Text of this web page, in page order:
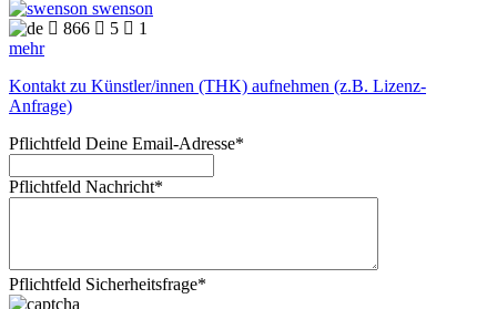
swenson
 866  5  1
mehr
Kontakt zu Künstler/innen (THK) aufnehmen (z.B. Lizenz-
Anfrage)
Pflichtfeld Deine Email-Adresse*
Pflichtfeld Nachricht*
Pflichtfeld Sicherheitsfrage*